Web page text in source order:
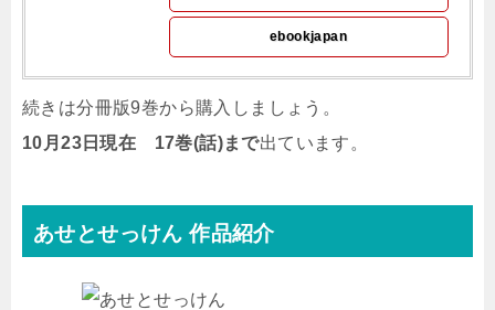
ebookjapan
続きは分冊版9巻から購入しましょう。
10月23日現在 17巻(話)まで出ています。
あせとせっけん 作品紹介